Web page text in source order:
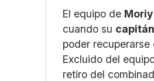
El equipo de
cuando su
poder recuperarse
Excluido del
retiro del